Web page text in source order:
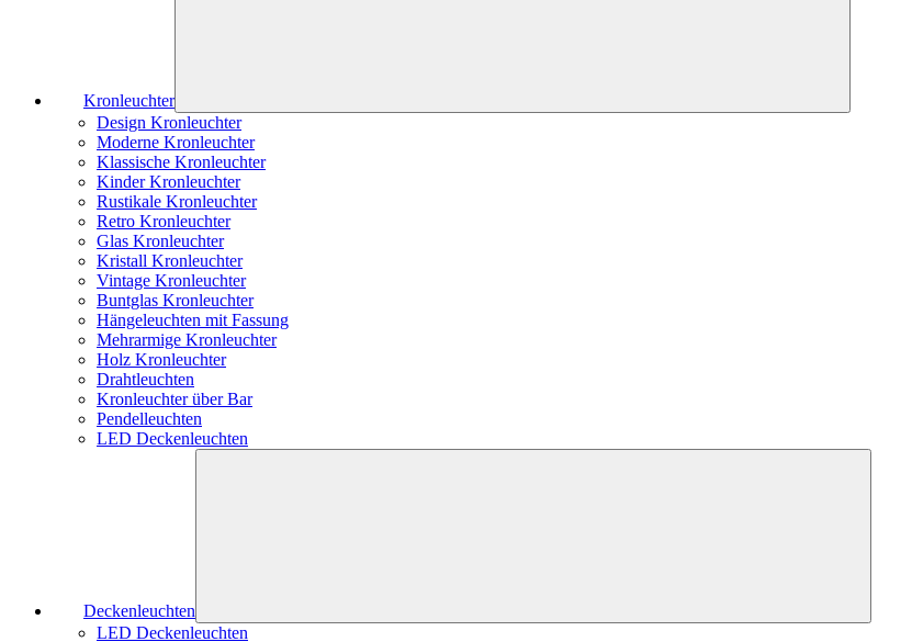
Kronleuchter
Design Kronleuchter
Moderne Kronleuchter
Klassische Kronleuchter
Kinder Kronleuchter
Rustikale Kronleuchter
Retro Kronleuchter
Glas Kronleuchter
Kristall Kronleuchter
Vintage Kronleuchter
Buntglas Kronleuchter
Hängeleuchten mit Fassung
Mehrarmige Kronleuchter
Holz Kronleuchter
Drahtleuchten
Kronleuchter über Bar
Pendelleuchten
LED Deckenleuchten
Deckenleuchten
LED Deckenleuchten